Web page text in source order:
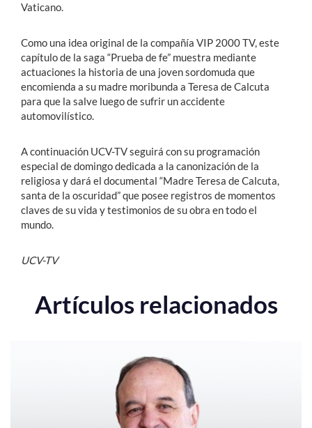
Vaticano.
Como una idea original de la compañía VIP 2000 TV, este
capítulo de la saga “Prueba de fe” muestra mediante
actuaciones la historia de una joven sordomuda que
encomienda a su madre moribunda a Teresa de Calcuta
para que la salve luego de sufrir un accidente
automovilístico.
A continuación UCV-TV seguirá con su programación
especial de domingo dedicada a la canonización de la
religiosa y dará el documental “Madre Teresa de Calcuta,
santa de la oscuridad” que posee registros de momentos
claves de su vida y testimonios de su obra en todo el
mundo.
UCV-TV
Artículos relacionados